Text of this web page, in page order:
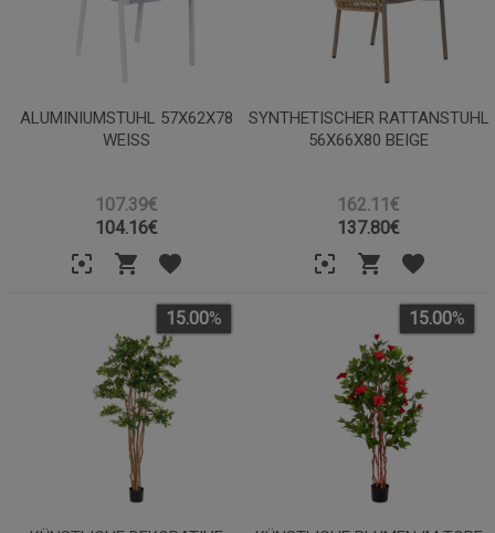
ALUMINIUMSTUHL 57X62X78
WEISS
107.39€
104.16€
SYNTHETISCHER RATTANSTUHL
56X66X80 BEIGE
162.11€
137.80€
15.00% 15.00%